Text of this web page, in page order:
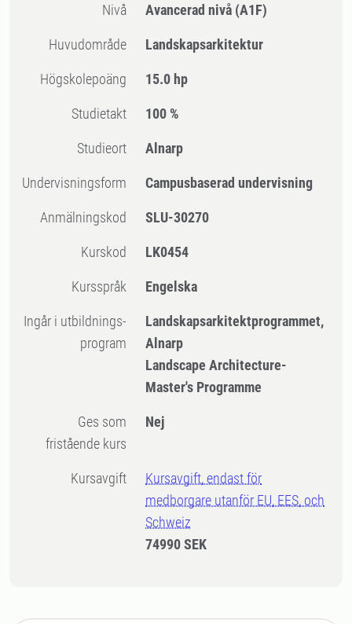
Nivå Avancerad nivå (A1F)
Huvudområde Landskapsarkitektur
högskolepoäng 15.0 hp
Studietakt 100 %
Studieort Alnarp
Undervisningsform Campusbaserad undervisning
Anmälningskod SLU-30270
Kurskod LK0454
Kursspråk Engelska
Ingår i utbildnings-
program
Landskapsarkitektprogrammet,
Alnarp
Landscape Architecture-
Master's Programme
Ges som
fristående kurs
Nej
Kursavgift
Kursavgift, endast för
medborgare utanför EU, EES, och
Schweiz
74990 SEK